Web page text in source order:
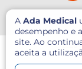
A Ada Medical
desempenho e
site. Ao
aceita a
© 2026
Este site é